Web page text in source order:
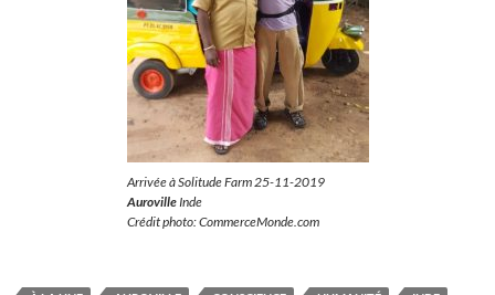
Arrivée àSolitude Farm25-11-2019
AurovilleInde
Crédit photo: CommerceMonde.com